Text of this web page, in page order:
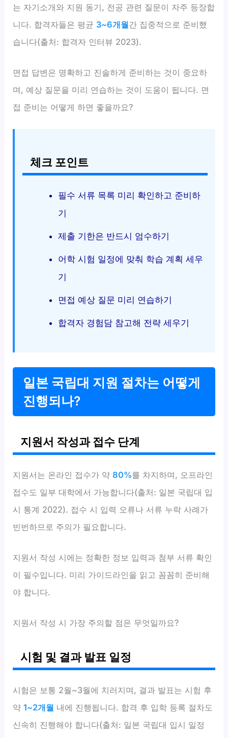
는 자기소개와 지원 동기, 전공 관련 질문이 자주 등장합
니다. 합격자들은 평균 3~6개월간 집중적으로 준비했
습니다(출처: 합격자 인터뷰 2023).
면접 답변은 명확하고 진솔하게 준비하는 것이 중요하
며, 예상 질문을 미리 연습하는 것이 도움이 됩니다. 면
접 준비는 어떻게 하면 좋을까요?
체크 포인트
필수 서류 목록 미리 확인하고 준비하
기
제출 기한은 반드시 엄수하기
어학 시험 일정에 맞춰 학습 계획 세우
기
면접 예상 질문 미리 연습하기
합격자 경험담 참고해 전략 세우기
일본 국립대 지원 절차는 어떻게
진행되나?
지원서 작성과 접수 단계
지원서는 온라인 접수가 약80%를 차지하며, 오프라인
접수도 일부 대학에서 가능합니다(출처: 일본 국립대 입
시 통계 2022). 접수 시 입력 오류나 서류 누락 사례가
빈번하므로 주의가 필요합니다.
지원서 작성 시에는 정확한 정보 입력과 첨부 서류 확인
이 필수입니다. 미리 가이드라인을 읽고 꼼꼼히 준비해
야 합니다.
지원서 작성 시 가장 주의할 점은 무엇일까요?
시험 및 결과 발표 일정
시험은 보통 2월~3월에 치러지며, 결과 발표는 시험 후
약1~2개월 내에 진행됩니다. 합격 후 입학 등록 절차도
신속히 진행해야 합니다(출처: 일본 국립대 입시 일정